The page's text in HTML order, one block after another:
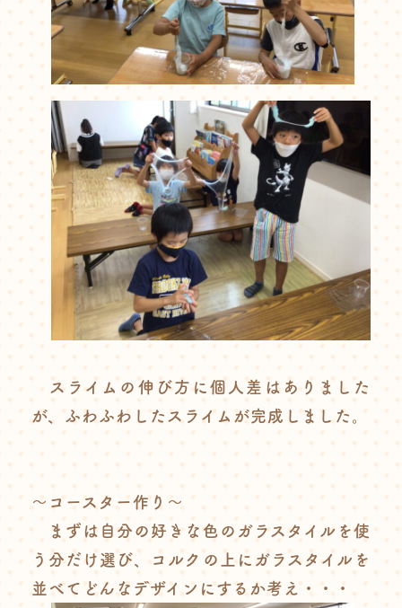
スライムの伸び方に個人差はありました
が、ふわふわしたスライムが完成しました。
～コースター作り～
まずは自分の好きな色のガラスタイルを使
う分だけ選び、コルクの上にガラスタイルを
並べてどんなデザインにするか考え・・・